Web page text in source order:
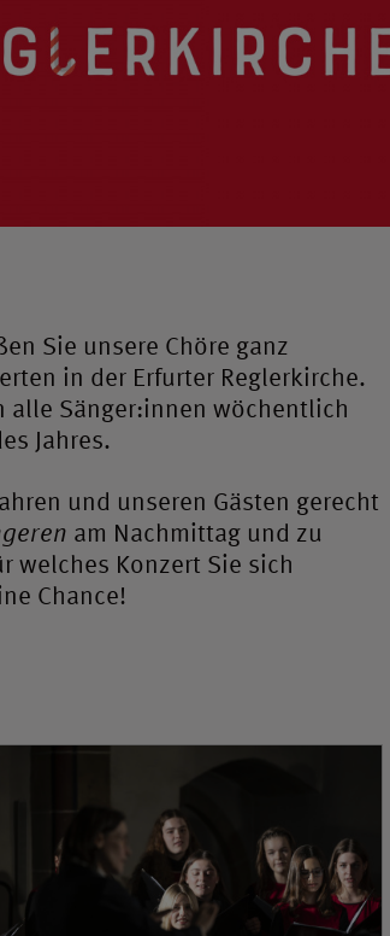
Sie unsere Chöre ganz
in der Erfurter Reglerkirche.
alle Sänger:innen wöchentlich
Jahres.
und unseren Gästen gerecht
am Nachmittag und zu
welches Konzert Sie sich
Chance!